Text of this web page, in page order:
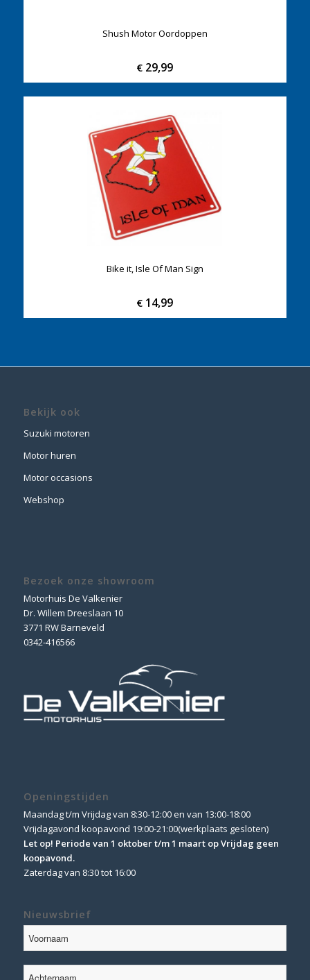
Shush Motor Oordoppen
€ 29,99
Bike it, Isle Of Man Sign
€ 14,99
Bekijk ook
Suzuki motoren
Motor huren
Motor occasions
Webshop
Bezoek onze showroom
Motorhuis De Valkenier
Dr. Willem Dreeslaan 10
3771 RW Barneveld
0342-416566
Openingstijden
Maandag t/m Vrijdag van 8:30-12:00 en van 13:00-18:00
Vrijdagavond koopavond 19:00-21:00(werkplaats gesloten)
Let op! Periode van 1 oktober t/m 1 maart op Vrijdag geen
koopavond.
Zaterdag van 8:30 tot 16:00
Nieuwsbrief